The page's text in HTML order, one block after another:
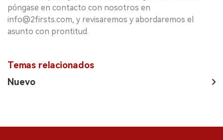
póngase en contacto con nosotros en
info@2firsts.com, y revisaremos y abordaremos el
asunto con prontitud.
Temas relacionados
Nuevo